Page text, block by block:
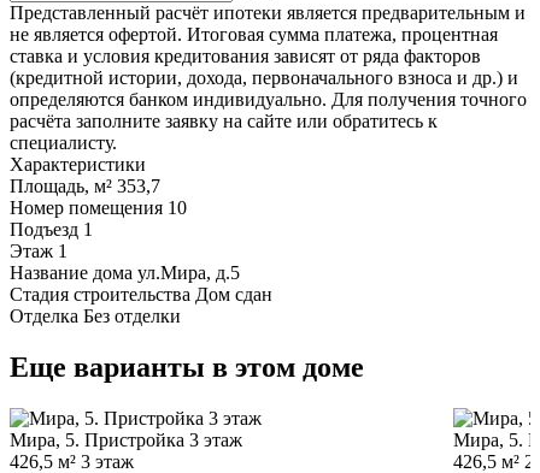
Представленный расчёт ипотеки является предварительным и
не является офертой. Итоговая сумма платежа, процентная
ставка и условия кредитования зависят от ряда факторов
(кредитной истории, дохода, первоначального взноса и др.) и
определяются банком индивидуально. Для получения точного
расчёта заполните заявку на сайте или обратитесь к
специалисту.
Характеристики
Площадь, м² 353,7
Номер помещения 10
Подъезд 1
Этаж 1
Название дома ул.Мира, д.5
Стадия строительства Дом сдан
Отделка Без отделки
Еще варианты в этом доме
Мира, 5. Пристройка 3 этаж
426,5 м² 3 этаж
Мира, 5.
426,5 м² 2